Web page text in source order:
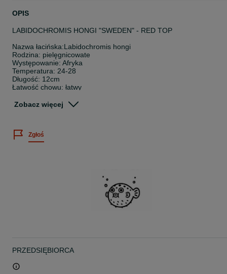
OPIS
LABIDOCHROMIS HONGI "SWEDEN" - RED TOP
Nazwa łacińska:Labidochromis hongi
Rodzina: pielęgnicowate
Występowanie: Afryka
Temperatura: 24-28
Długość: 12cm
Łatwość chowu: łatwy
Posiadamy bogatą ofertę ryb akwariowych, skorupiaków oraz roślin
wodnych.
Twoje zamówienie dotrze do Ciebie bezpiecznie, ponieważ:
Rybki pakujemy w podwójne worki wypełnione czystym tlenem z
Przesyłki dostarczamy kurierem na terenie całej Polski, w pełnej
zgodności z obowiązującymi przepisami prawa.
Zobacz więcej
Zgłoś
PRZEDSIĘBIORCA